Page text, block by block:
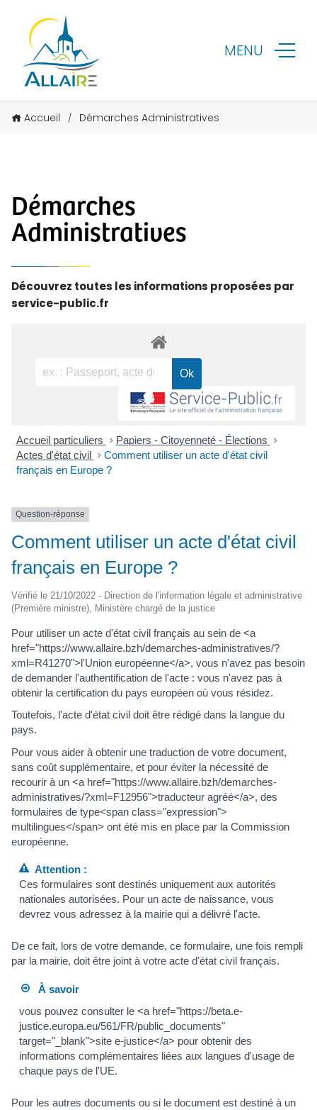
MENU
Accueil / Démarches Administratives
Démarches
Administratives
Découvrez toutes les informations proposées par
service-public.fr
Accueil particuliers > Papiers - Citoyenneté - Élections >
Actes d'état civil > Comment utiliser un acte d'état civil
français en Europe ?
Question-réponse
Comment utiliser un acte d'état civil
français en Europe ?
Vérifié le 21/10/2022 - Direction de l'information légale et administrative
(Première ministre), Ministère chargé de la justice
Pour utiliser un acte d'état civil français au sein de <a
href="https://www.allaire.bzh/demarches-administratives/?
xml=R41270">l'Union européenne</a>, vous n'avez pas besoin
de demander l'authentification de l'acte : vous n'avez pas à
obtenir la certification du pays européen où vous résidez.
Toutefois, l'acte d'état civil doit être rédigé dans la langue du
pays.
Pour vous aider à obtenir une traduction de votre document,
sans coût supplémentaire, et pour éviter la nécessité de
recourir à un <a href="https://www.allaire.bzh/demarches-
administratives/?xml=F12956">traducteur agréé</a>, des
formulaires de type<span class="expression">
multilingues</span> ont été mis en place par la Commission
européenne.
Attention :
Ces formulaires sont destinés uniquement aux autorités
nationales autorisées. Pour un acte de naissance, vous
devrez vous adressez à la mairie qui a délivré l'acte.
De ce fait, lors de votre demande, ce formulaire, une fois rempli
par la mairie, doit être joint à votre acte d'état civil français.
À savoir
vous pouvez consulter le <a href="https://beta.e-
justice.europa.eu/561/FR/public_documents"
target="_blank">site e-justice</a> pour obtenir des
informations complémentaires liées aux langues d'usage de
chaque pays de l'UE.
Pour les autres documents ou si le document est destiné à un